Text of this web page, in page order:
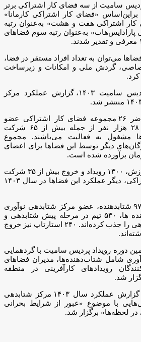
سامیت از سه فضای کار اشتراکی برتر
شد. براین‌اساس «فضای کار اشتراکی کارمانا»
کار اشتراکی هفت و هشت» به‌عنوان رتبه
پارادایس‌هاب» به‌عنوان رتبه سوم فضاهای
می‌توان به تعداد افراد مستقر در فضا،
گردش ملی و امکانات و زیرساخت
همچنین در اختتامیه پردیس سامیت ۱۴۰۳، گزارش عملکرد مرکز
براین‌اساس، در حال حاضر ۲۶ مجموعه فضای کار اشتراکی عضو
مرکز هستند که بیش از ۲۸ هزار نفر از جمله بیش از ۶۵ شرکت
مشغول به فعالیت می‌باشند. مجموع
دیگر توسط این فضاها برای اعضای
بیش از ۷ هزار ساعت آموزش، ۱۳۰۰ رویداد و خروج بیش از ۳۵ شرکت
موفق از فضاهای کار اشتراکی، دیگر عملکرد این فضاها در سال ۱۴۰۳
همچنین در سال ۱۴۰۳، ۹۷ شتابدهنده، عضو مرکز شتابدهی نوآوری
می باشند که این شتابدهنده ها، ۵۳۰ تیم در مرحله پیش شتابدهی و
۳۵۰ تیمی در مرحله شتابدهی را جذب کرده‌اند. ۲۴۰ استارتاپ نیز خروج
دوره رویداد پردیس سامیت با گردهمایی
شامل شتاب‌دهنده‌ها، مدیران فضاهای
رویدادهای کارآفرینی در منطقه
شد.
در این رویداد علاوه بر گزارش عملکرد سال ۱۴۰۳ مرکز شتابدهی
با موضوع «عبور از شرایط بحرانی
لحظه‌ها» برگزار شد.